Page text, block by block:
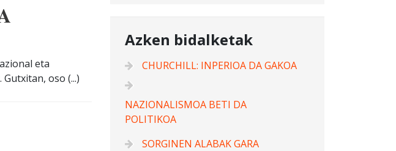
eta
oso (...)
Azken bidalketak
CHURCHILL: INPERIOA DA GAKOA
NAZIONALISMOA BETI DA
POLITIKOA
SORGINEN ALABAK GARA